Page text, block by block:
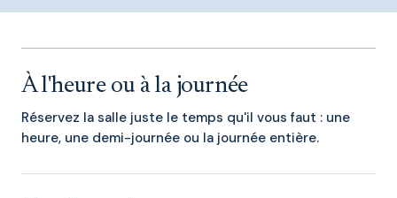
À l'heure ou à la journée
Réservez la salle juste le temps qu'il vous faut : une
heure, une demi-journée ou la journée entière.